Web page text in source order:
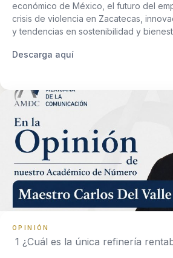
económico de México, el futuro del
crisis de violencia en Zacatecas,
y tendencias en sostenibilidad y
Descarga aquí
OPINIÓN
1 ¿Cuál es la única refinería